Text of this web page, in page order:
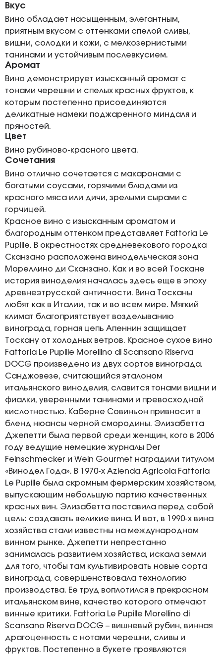
Вкус
Вино обладает насыщенным, элегантным,
приятным вкусом с оттенками спелой сливы,
вишни, солодки и кожи, с мелкозернистыми
танинами и устойчивым послевкусием.
Аромат
Вино демонстрирует изысканный аромат с
тонами черешни и спелых красных фруктов, к
которым постепенно присоединяются
деликатные намеки поджаренного миндаля и
пряностей.
Цвет
Вино рубиново-красного цвета.
Сочетания
Вино отлично сочетается с макаронами с
богатыми соусами, горячими блюдами из
красного мяса или дичи, зрелыми сырами с
горчицей.
Красное вино с изысканным ароматом и
благородным оттенком представляет Fattoria Le
Pupille. В окрестностях средневекового городка
Сканзано расположена винодельческая зона
Мореллино ди Сканзано. Как и во всей Тоскане
история виноделия началась здесь еще в эпоху
древнеэтрусской античности. Вина Тосканы
любят как в Италии, так и во всем мире. Мягкий
климат благоприятствует возделыванию
винограда, горная цепь Апеннин защищает
Тоскану от холодных ветров. Красное сухое вино
Fattoria Le Pupille Morellino di Scansano Riserva
DOCG произведено из двух сортов винограда.
Санджовезе, считающийся эталоном
итальянского виноделия, славится тонами вишни и
фиалки, уверенными танинами и превосходной
кислотностью. Каберне Совиньон привносит в
бленд нюансы черной смородины. Элизабетта
Джепетти была первой среди женщин, кого в 2006
году ведущие немецкие журналы Der
Feinschmecker и Wein Gourmet наградили титулом
«Винодел Года». В 1970-х Azienda Agricola Fattoria
Le Pupille была скромным фермерским хозяйством,
выпускающим небольшую партию качественных
красных вин. Элизабетта поставила перед собой
цель: создавать великие вина. И вот, в 1990-х вина
хозяйства стали известны на международном
винном рынке. Джепетти непрестанно
занималась развитием хозяйства, искала земли
для того, чтобы там культивировать новые сорта
винограда, совершенствовала технологию
производства. Ее труд воплотился в прекрасном
итальянском вине, качество которого отмечают
винные критики. Fattoria Le Pupille Morellino di
Scansano Riserva DOCG – вишневый рубин, винная
драгоценность с нотами черешни, сливы и
фруктов. Постепенно в букете проявляются